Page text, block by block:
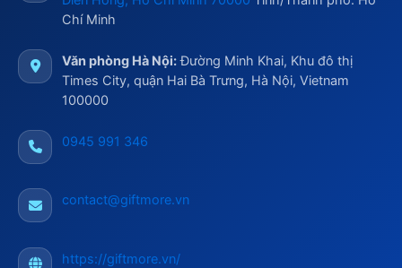
Chí Minh
Văn phòng Hà Nội:Đường Minh Khai, Khu đô thị
Times City, quận Hai Bà Trưng, Hà Nội, Vietnam
100000
0945 991 346
contact@giftmore.vn
https://giftmore.vn/